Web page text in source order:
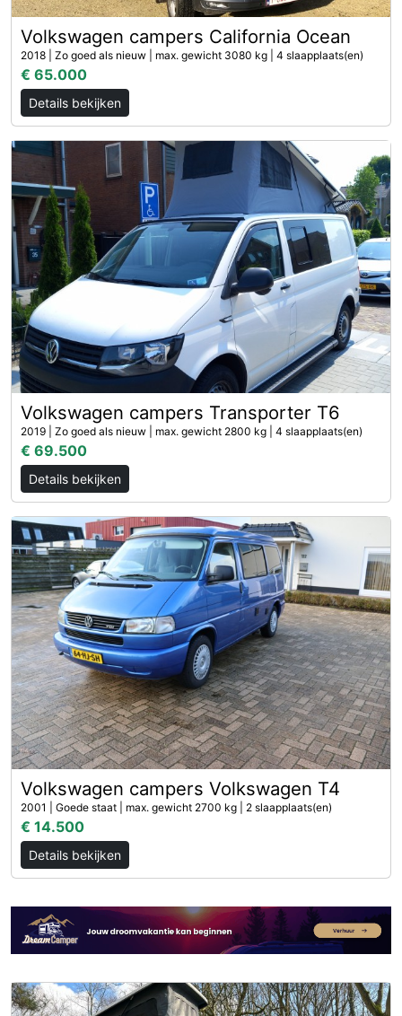
Volkswagen campers California Ocean
2018 | Zo goed als nieuw | max. gewicht 3080 kg | 4 slaapplaats(en)
€ 65.000
Details bekijken
Volkswagen campers Transporter T6
2019 | Zo goed als nieuw | max. gewicht 2800 kg | 4 slaapplaats(en)
€ 69.500
Details bekijken
Volkswagen campers Volkswagen T4
2001 | Goede staat | max. gewicht 2700 kg | 2 slaapplaats(en)
€ 14.500
Details bekijken